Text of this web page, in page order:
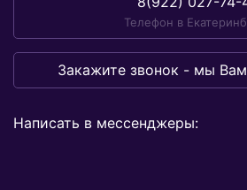
Телефон в
Закажите звонок - мы
Написать в мессенджеры: